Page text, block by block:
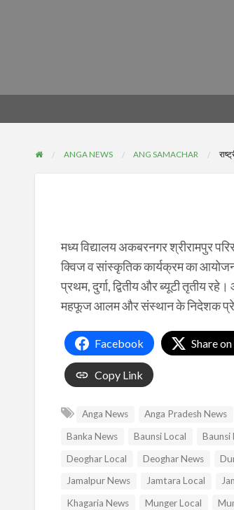
ANGA NEWS ANG SAMACHAR
मध्य विद्यालय अकबरनगर श्रीरामपुर
क्विज व सांस्कृतिक कार्यक्रम का आयोजन
प्रथम, दुर्गा, द्वितीय और ब्यूटी तृतीय
महफूज आलम और संस्थान के निदेशक
Facebook Share on
Copy Link
Anga News Anga Pradesh News
Banka News
Baunsi Local Baunsi
Deoghar Local
Deoghar News
Jamalpur News
Jamtara Local
Khagaria News
Munger Local